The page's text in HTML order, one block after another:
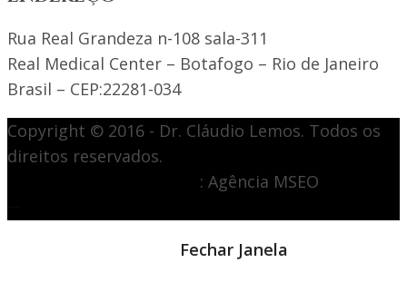
Rua Real Grandeza n-108 sala-311
Real Medical Center – Botafogo – Rio de Janeiro
Brasil – CEP:22281-034
Copyright © 2016 - Dr. Cláudio Lemos. Todos os
direitos reservados.
: Agência MSEO
Fechar Janela